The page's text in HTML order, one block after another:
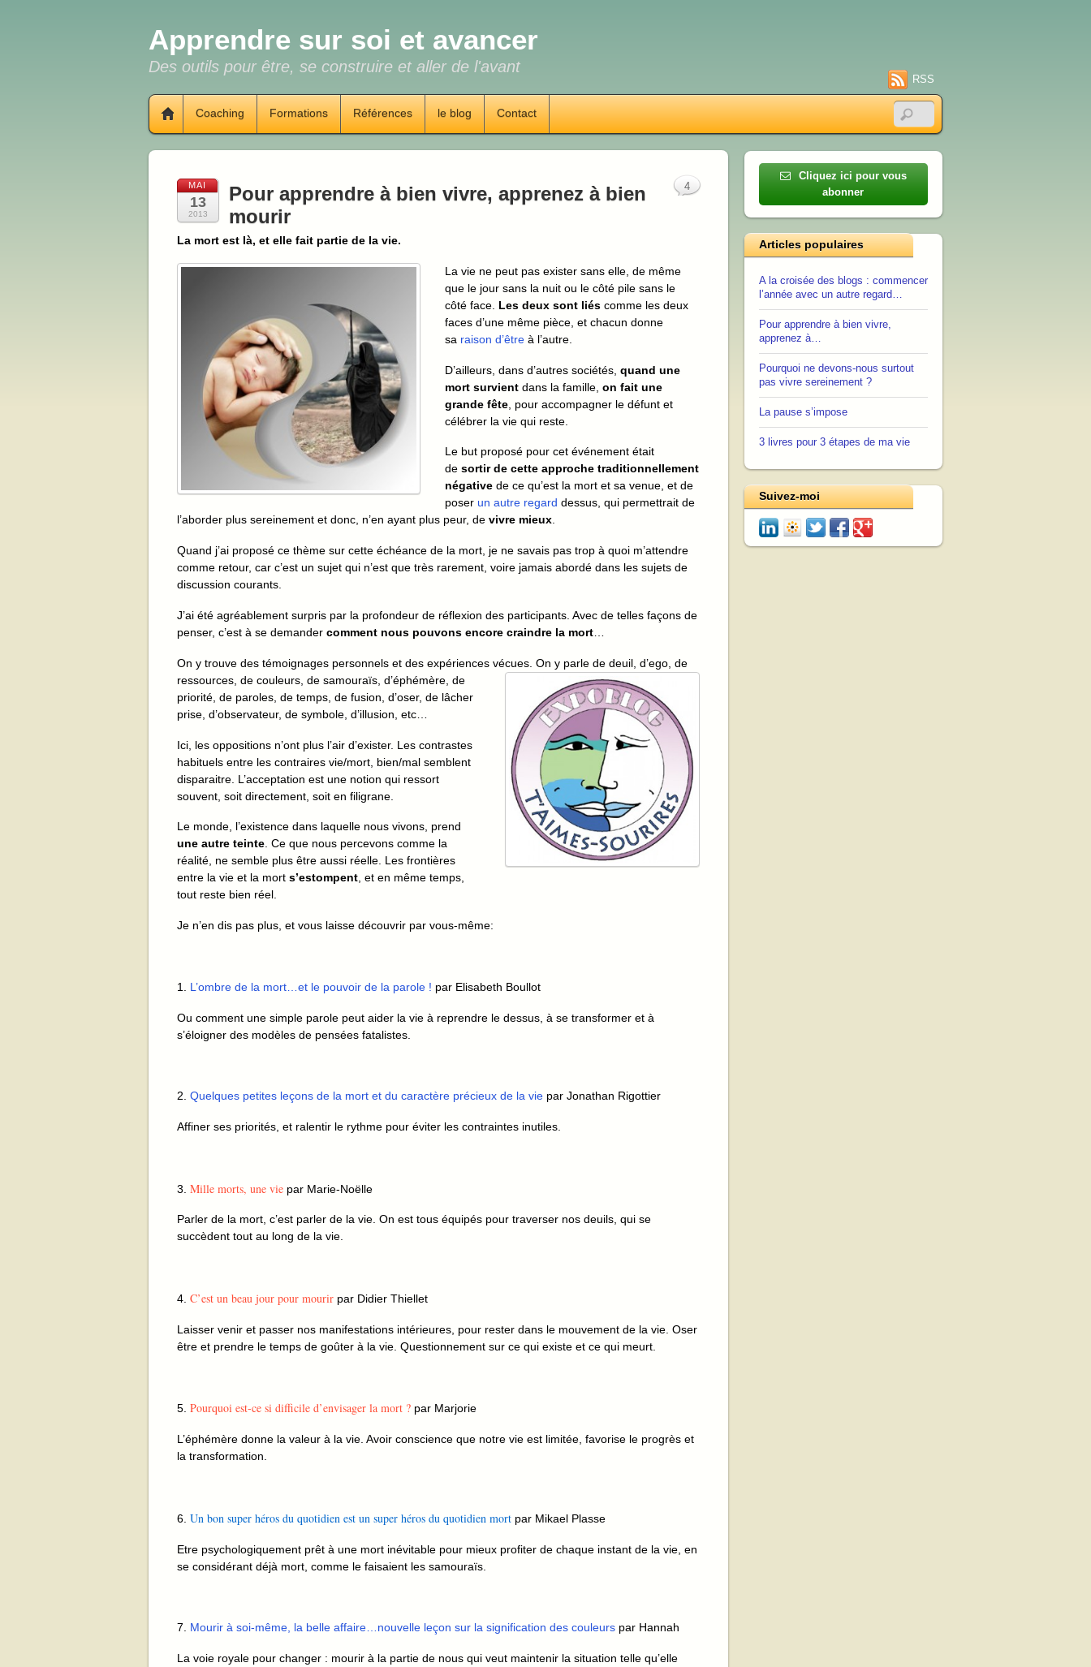
Apprendre sur soi et avancer
Des outils pour être, se construire et aller de l'avant
RSS
Coaching Formations Références le blog Contact
MAI
13
2013
Pour apprendre à bien vivre, apprenez à bien
mourir
La mort est là, et elle fait partie de la vie.
La vie ne peut pas exister sans elle, de même
que le jour sans la nuit ou le côté pile sans le
côté face. Les deux sont liés comme les deux
faces d’une même pièce, et chacun donne
sa raison d’être à l’autre.
D’ailleurs, dans d’autres sociétés, quand une
mort survient dans la famille, on fait une
grande fête , pour accompagner le défunt et
célébrer la vie qui reste.
Le but proposé pour cet événement était
de sortir de cette approche traditionnellement
négative de ce qu’est la mort et sa venue, et de
poser un autre regard dessus, qui permettrait de
l’aborder plus sereinement et donc, n’en ayant plus peur, de vivre mieux.
Quand j’ai proposé ce thème sur cette échéance de la mort, je ne savais pas trop à quoi m’attendre
comme retour, car c’est un sujet qui n’est que très rarement, voire jamais abordé dans les sujets de
discussion courants.
J’ai été agréablement surpris par la profondeur de réflexion des participants. Avec de telles façons de
penser, c’est à se demander comment nous pouvons encore craindre la mort
On y trouve des témoignages personnels et des expériences vécues. On y parle de deuil, d’ego, de
ressources, de couleurs, de samouraïs, d’éphémère, de
priorité, de paroles, de temps, de fusion, d’oser, de lâcher
prise, d’observateur, de symbole, d’illusion, etc…
Ici, les oppositions n’ont plus l’air d’exister. Les contrastes
habituels entre les contraires vie/mort, bien/mal semblent
disparaitre. L’acceptation est une notion qui ressort
souvent, soit directement, soit en filigrane.
Le monde, l’existence dans laquelle nous vivons, prend
une autre teinte. Ce que nous percevons comme la
réalité, ne semble plus être aussi réelle. Les frontières
entre la vie et la mort s’estompent, et en même temps,
tout reste bien réel.
Je n’en dis pas plus, et vous laisse découvrir par vous-même:
1. L’ombre de la mort…et le pouvoir de la parole ! par Elisabeth Boullot
Ou comment une simple parole peut aider la vie à reprendre le dessus, à se transformer et à
s’éloigner des modèles de pensées fatalistes.
2. Quelques petites leçons de la mort et du caractère précieux de la vie par Jonathan Rigottier
Affiner ses priorités, et ralentir le rythme pour éviter les contraintes inutiles.
3. Mille morts, une vie par Marie-Noëlle
Parler de la mort, c’est parler de la vie. On est tous équipés pour traverser nos deuils, qui se
succèdent tout au long de la vie.
4. C’est un beau jour pour mourir par Didier Thiellet
Laisser venir et passer nos manifestations intérieures, pour rester dans le mouvement de la vie. Oser
être et prendre le temps de goûter à la vie. Questionnement sur ce qui existe et ce qui meurt.
5. Pourquoi est-ce si difficile d’envisager la mort ? par Marjorie
L’éphémère donne la valeur à la vie. Avoir conscience que notre vie est limitée, favorise le progrès et
la transformation.
6. Un bon super héros du quotidien est un super héros du quotidien mort par Mikael Plasse
Etre psychologiquement prêt à une mort inévitable pour mieux profiter de chaque instant de la vie, en
se considérant déjà mort, comme le faisaient les samouraïs.
7. Mourir à soi-même, la belle affaire…nouvelle leçon sur la signification des couleurs par Hannah
La voie royale pour changer : mourir à la partie de nous qui veut maintenir la situation telle qu’elle
4
Cliquez ici pour vous
abonner
Articles populaires
A la croisée des blogs : commencer
l’année avec un autre regard…
Pour apprendre à bien vivre,
apprenez à…
Pourquoi ne devons-nous surtout
pas vivre sereinement ?
La pause s’impose
3 livres pour 3 étapes de ma vie
Suivez-moi